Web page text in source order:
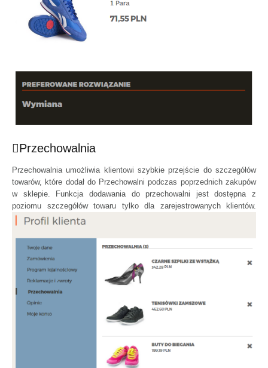
Przechowalnia
Przechowalnia umożliwia klientowi szybkie przejście do szczegółów
towarów, które dodał do Przechowalni podczas poprzednich zakupów
w sklepie. Funkcja dodawania do przechowalni jest dostępna z
poziomu szczegółów towaru tylko dla zarejestrowanych klientów.